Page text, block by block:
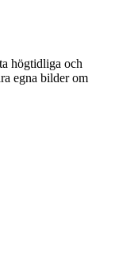
högtidliga och
egna bilder om